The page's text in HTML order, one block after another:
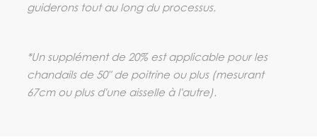
guiderons tout au long du processus.
*Un supplément de 20% est applicable pour les
chandails de 50" de poitrine ou plus (mesurant
67cm ou plus d'une aisselle à l'autre).